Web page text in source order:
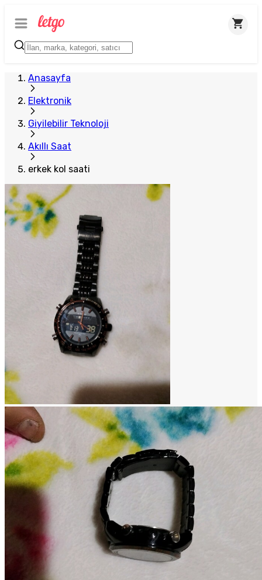
Anasayfa
Elektronik
Giyilebilir Teknoloji
Akıllı Saat
erkek kol saati
Plus Satıcı